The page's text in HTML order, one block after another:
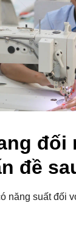
đối
đề
năng suất đối